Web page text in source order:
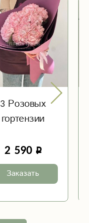
3 Розовых
гортензии
2 590
Заказать